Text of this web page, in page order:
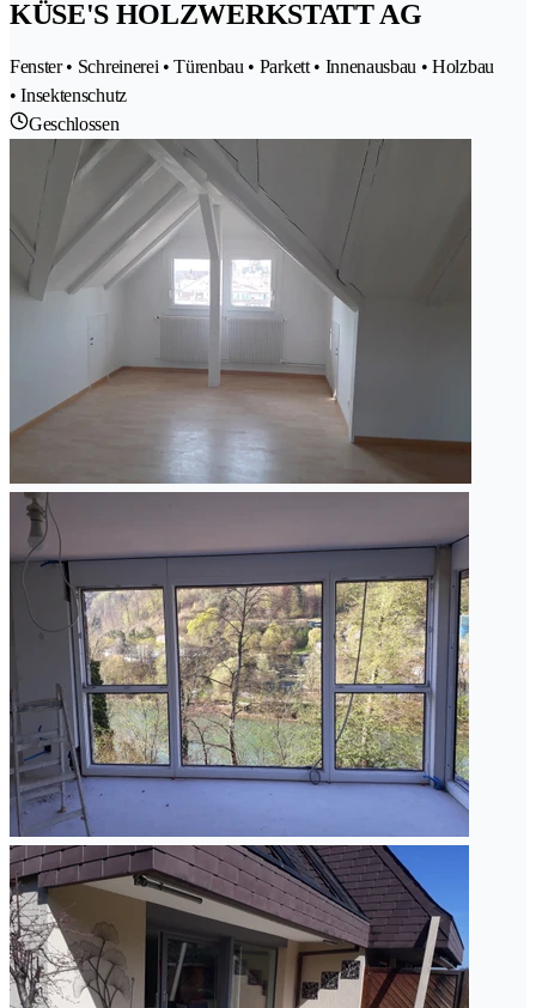
KÜSE'S HOLZWERKSTATT AG
Fenster • Schreinerei • Türenbau • Parkett • Innenausbau • Holzbau
• Insektenschutz
Geschlossen